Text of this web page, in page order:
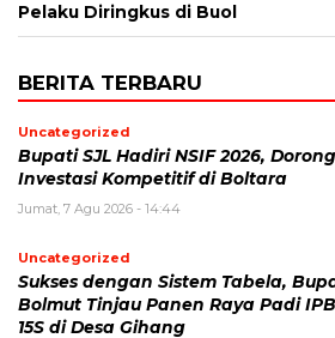
Pelaku Diringkus di Buol
BERITA TERBARU
Uncategorized
Bupati SJL Hadiri NSIF 2026, Dorong
Investasi Kompetitif di Boltara
Jumat, 7 Agu 2026 - 14:44
Uncategorized
Sukses dengan Sistem Tabela,
Bolmut Tinjau Panen Raya Padi IPB
15S di Desa Gihang